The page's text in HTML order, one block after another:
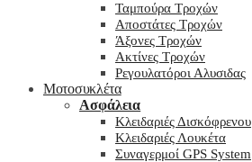
Ταμπούρα Τροχών
Αποστάτες Τροχών
Άξονες Τροχών
Ακτίνες Τροχών
Ρεγουλατόροι Αλυσιδας
Μοτοσυκλέτα
Ασφάλεια
Κλειδαριές Δισκόφρενου
Κλειδαριές Λουκέτα
Συναγερμοί GPS System